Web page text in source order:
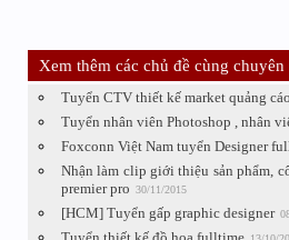
Xem thêm các chủ đề cùng chuyên
Tuyển CTV thiết kế market quảng cáo
Tuyển nhân viên Photoshop , nhân
Foxconn Việt Nam tuyển Designer
Nhận làm clip giới thiệu sản phẩm,
premier pro 30/11/2015
[HCM] Tuyển gấp graphic designer